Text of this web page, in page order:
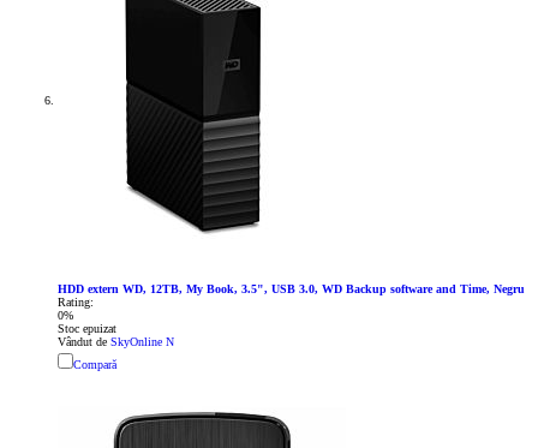
HDD extern WD, 12TB, My Book, 3.5", USB 3.0, WD Backup software and Time, Negru
Rating:
0%
Stoc epuizat
Vândut de SkyOnline N
Compară